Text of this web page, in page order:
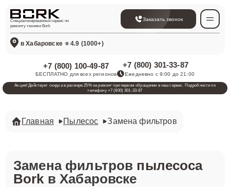
Специализированный сервис по
ремонту техники Bork
Заказать звонок
в Хабаровске ⭐ 4.9 (1000+)
+7 (800) 100-49-87
БЕСПЛАТНО для всех регионов
+7 (800) 301-33-87
Ежедневно с 9:00 до 21:00
Акция! Действует скидка в размере 25% на ремонт при первом обращении в наш сервис. Подробности по
телефону +7 (800) 301-33-87
Главная Пылесос Замена фильтров
Замена фильтров пылесоса
Borkв Хабаровске